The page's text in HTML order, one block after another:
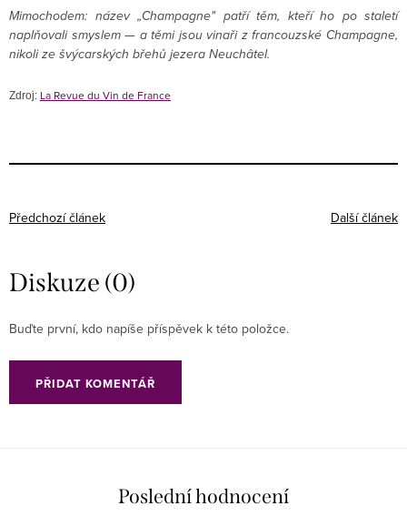
Mimochodem: název „Champagne" patří těm, kteří ho po staletí
naplňovali smyslem — a těmi jsou vinaři z francouzské Champagne,
nikoli ze švýcarských břehů jezera Neuchâtel.
Zdroj: La Revue du Vin de France
Předchozí článek Další článek
Diskuze (0)
Buďte první, kdo napíše příspěvek k této položce.
PŘIDAT KOMENTÁŘ
Poslední hodnocení